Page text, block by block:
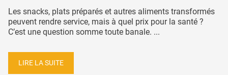
Les snacks, plats préparés et autres aliments transformés
peuvent rendre service, mais à quel prix pour la santé ?
C’est une question somme toute banale. ...
LIRE LA SUITE